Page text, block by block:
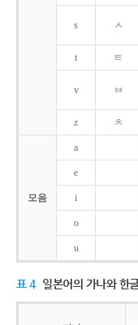
s ㅅ
t ㅌ
v ㅂ
z ㅊ
모음
a
e
i
o
u
표 4 일본어의 가나와 한